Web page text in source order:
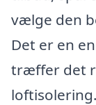
vælge den
Det er en
træffer det
loftisolering.